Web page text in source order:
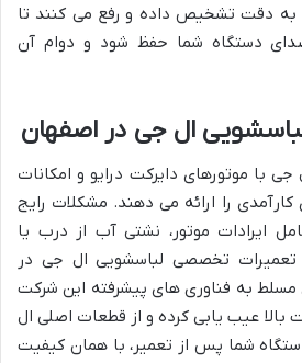
به دقت تشخیص داده و رفع می کنند تا
دستگاه شما حفظ شود و دوام آن
با موتورهای دایرکت درایو و امکانات
را ارائه می دهند. مشکلات رایج
ایرادات موتور، نشتی آب از درب یا
تخصصی لباسشویی ال جی در
به فناوری های پیشرفته این شرکت
بالا عیب یابی کرده و از قطعات اصلی ال
شما پس از تعمیر، با همان کیفیت